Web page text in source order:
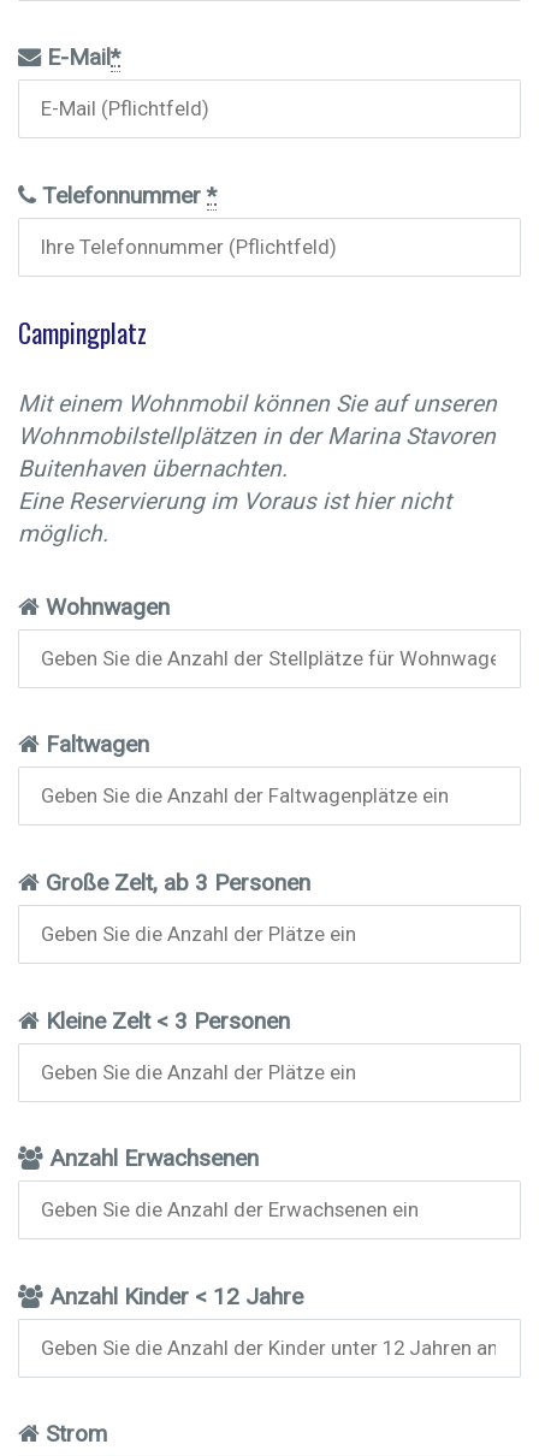
E-Mail*
Telefonnummer *
Campingplatz
Mit einem Wohnmobil können Sie auf unseren
Wohnmobilstellplätzen in der Marina Stavoren
Buitenhaven übernachten.
Eine Reservierung im Voraus ist hier nicht
möglich.
Wohnwagen
Faltwagen
Große Zelt, ab 3 Personen
Kleine Zelt < 3 Personen
Anzahl Erwachsenen
Anzahl Kinder < 12 Jahre
Strom